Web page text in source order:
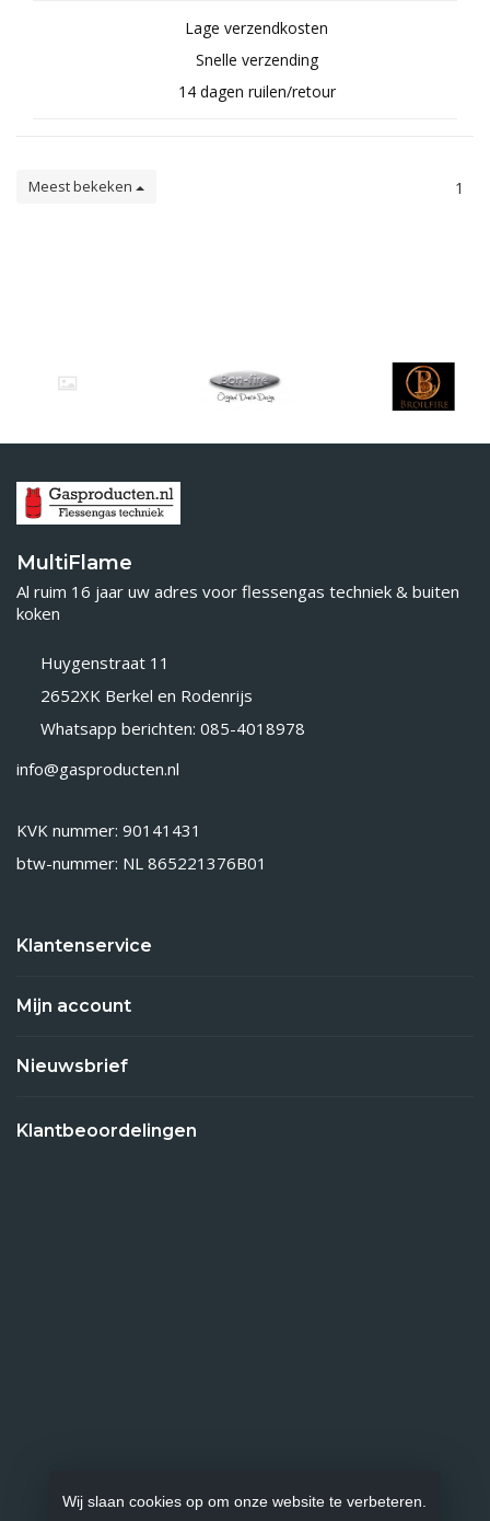
Lage verzendkosten
Snelle verzending
14 dagen ruilen/retour
Meest bekeken 1
MultiFlame
Al ruim 16 jaar uw adres voor flessengas techniek & buiten
koken
Huygenstraat 11
2652XK Berkel en Rodenrijs
Whatsapp berichten: 085-4018978
info@gasproducten.nl
KVK nummer: 90141431
btw-nummer: NL 865221376B01
Klantenservice
Mijn account
Nieuwsbrief
Klantbeoordelingen
Wij slaan cookies op om onze website te verbeteren.